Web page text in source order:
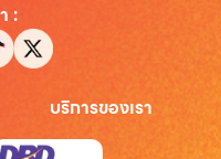
:
บริการของเรา